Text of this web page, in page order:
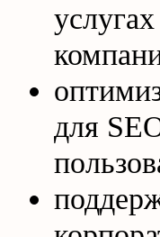
для